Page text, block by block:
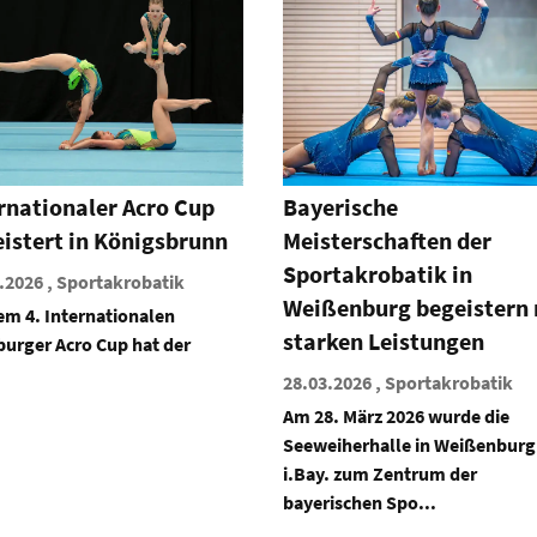
der
in
begeistern mit
Leistungen
1. Bayerisches
Nachwuchsturnier 2026
25.03.2026 , Sportakrobatik
Am 7. März 2026 fand in
ein gelungener Wettkampf
der Ausrichtung des SAV